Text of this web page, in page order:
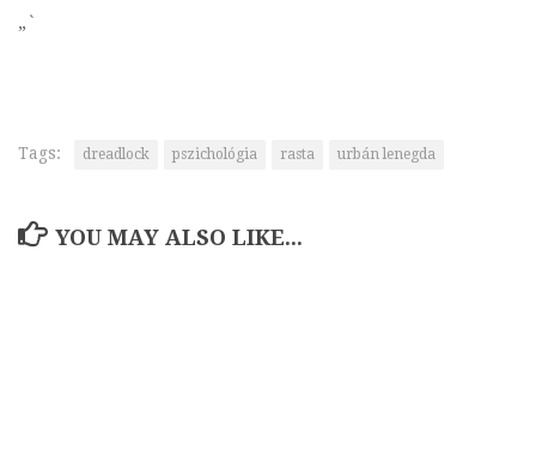
„`
Tags: dreadlock pszichológia rasta urbán lenegda
YOU MAY ALSO LIKE...